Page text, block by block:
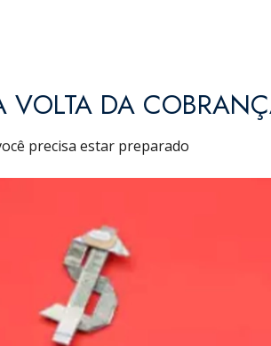
VOLTA DA
precisa estar preparado